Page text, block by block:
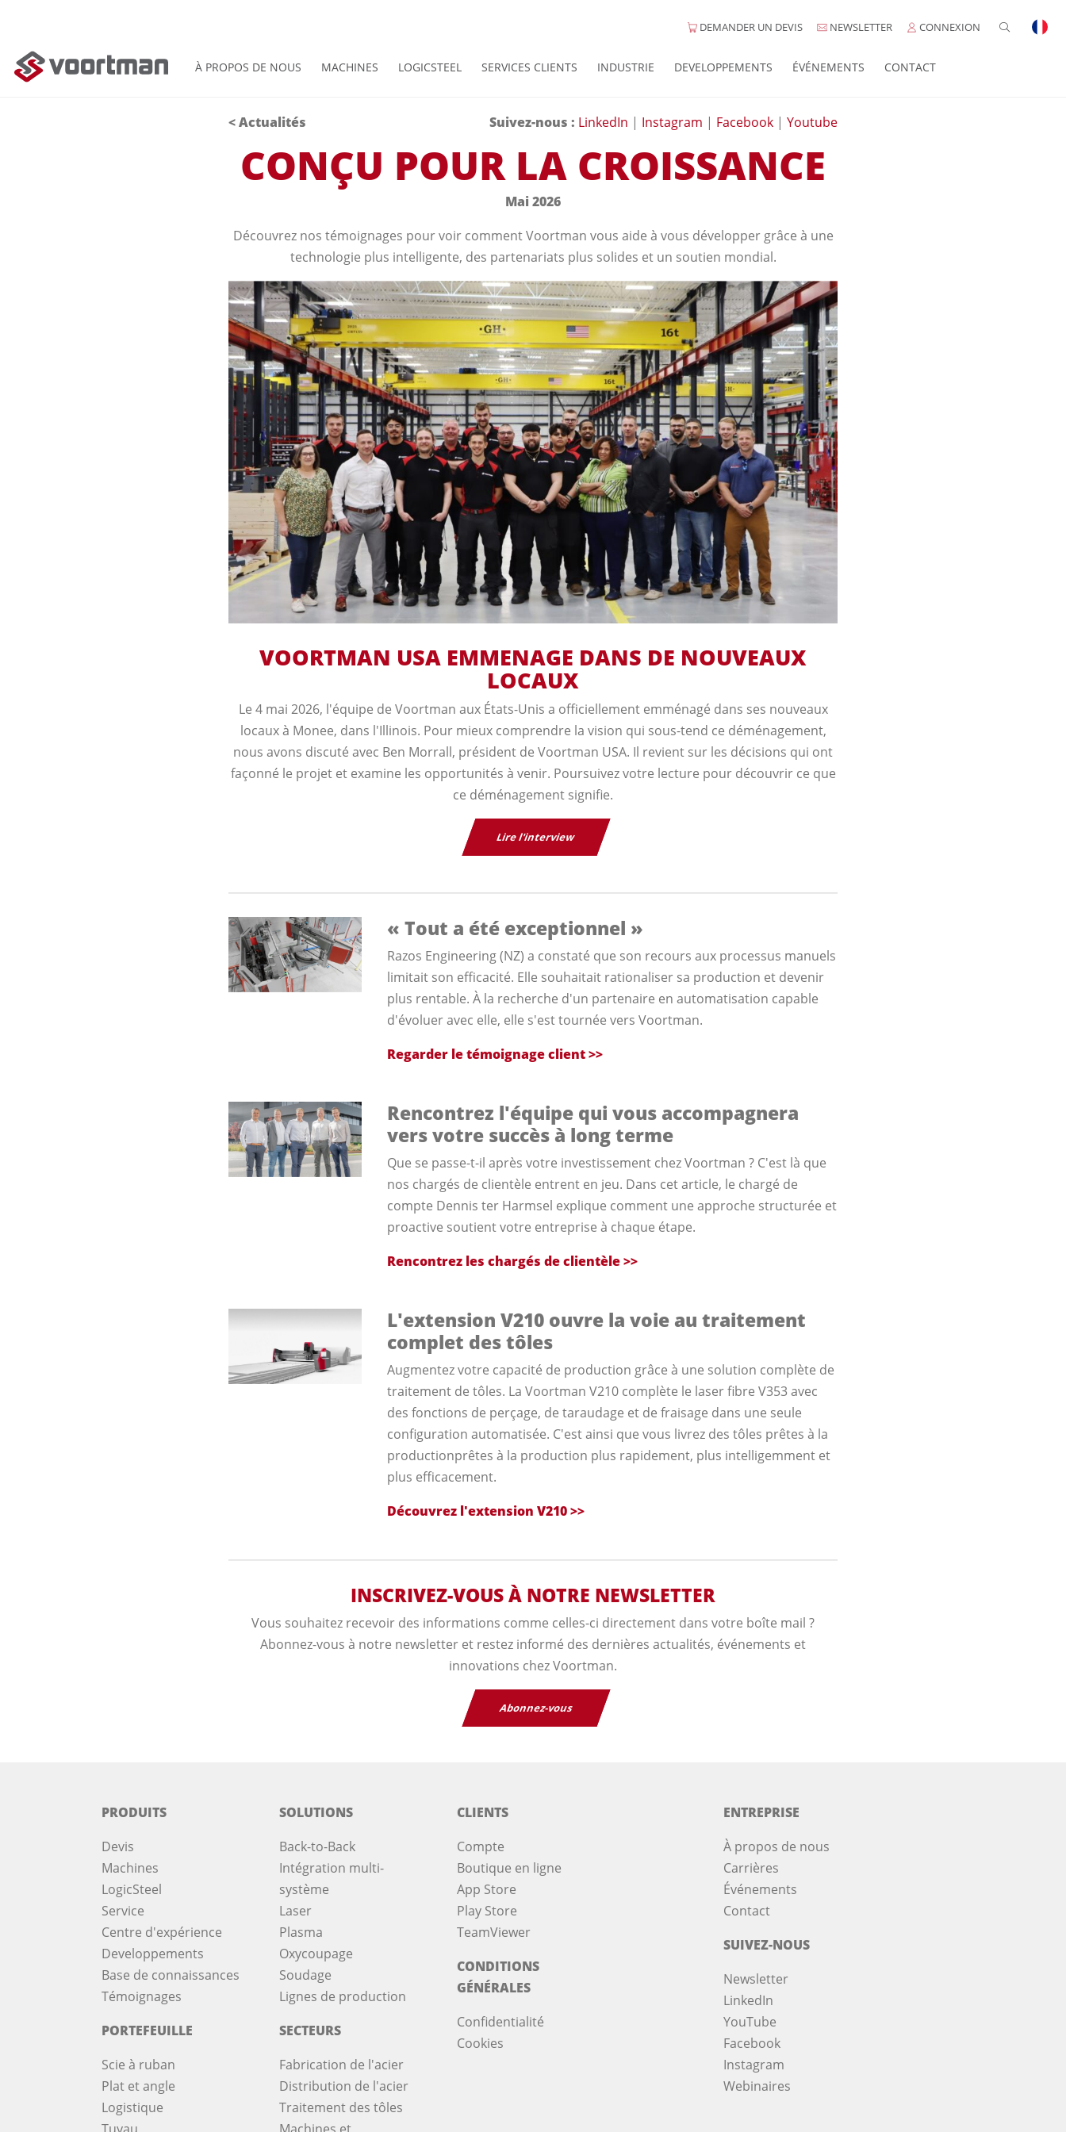
DEMANDER UN DEVIS NEWSLETTER CONNEXION
À PROPOS DE NOUS MACHINES LOGICSTEEL SERVICES CLIENTS INDUSTRIE DEVELOPPEMENTS ÉVÉNEMENTS CONTACT
< Actualités Suivez-nous : LinkedIn | Instagram | Facebook | Youtube
CONÇU POUR LA CROISSANCE
Mai 2026
Découvrez nos témoignages pour voir comment Voortman vous aide à vous développer grâce à une
technologie plus intelligente, des partenariats plus solides et un soutien mondial.
VOORTMAN USA EMMENAGE DANS DE NOUVEAUX
LOCAUX
Le 4 mai 2026, l'équipe de Voortman aux États-Unis a officiellement emménagé dans ses nouveaux
locaux à Monee, dans l'Illinois. Pour mieux comprendre la vision qui sous-tend ce déménagement,
nous avons discuté avec Ben Morrall, président de Voortman USA. Il revient sur les décisions qui ont
façonné le projet et examine les opportunités à venir. Poursuivez votre lecture pour découvrir ce que
ce déménagement signifie.
Lire l'interview
« Tout a été exceptionnel »
Razos Engineering (NZ) a constaté que son recours aux processus manuels
limitait son efficacité. Elle souhaitait rationaliser sa production et devenir
plus rentable. À la recherche d'un partenaire en automatisation capable
d'évoluer avec elle, elle s'est tournée vers Voortman.
Regarder le témoignage client >>
Rencontrez l'équipe qui vous accompagnera
vers votre succès à long terme
Que se passe-t-il après votre investissement chez Voortman ? C'est là que
nos chargés de clientèle entrent en jeu. Dans cet article, le chargé de
compte Dennis ter Harmsel explique comment une approche structurée et
proactive soutient votre entreprise à chaque étape.
Rencontrez les chargés de clientèle >>
L'extension V210 ouvre la voie au traitement
complet des tôles
Augmentez votre capacité de production grâce à une solution complète de
traitement de tôles. La Voortman V210 complète le laser fibre V353 avec
des fonctions de perçage, de taraudage et de fraisage dans une seule
configuration automatisée. C'est ainsi que vous livrez des tôles prêtes à la
productionprêtes à la production plus rapidement, plus intelligemment et
plus efficacement.
Découvrez l'extension V210 >>
INSCRIVEZ-VOUS À NOTRE NEWSLETTER
Vous souhaitez recevoir des informations comme celles-ci directement dans votre boîte mail ?
Abonnez-vous à notre newsletter et restez informé des dernières actualités, événements et
innovations chez Voortman.
Abonnez-vous
PRODUITS
Devis
Machines
LogicSteel
Service
Centre d'expérience
Developpements
Base de connaissances
Témoignages
PORTEFEUILLE
Scie à ruban
Plat et angle
Logistique
SOLUTIONS
Back-to-Back
Intégration multi-
système
Laser
Plasma
Oxycoupage
Soudage
Lignes de production
SECTEURS
Fabrication de l'acier
Distribution de l'acier
Traitement des tôles
CLIENTS
Compte
Boutique en ligne
App Store
Play Store
TeamViewer
CONDITIONS
GÉNÉRALES
Confidentialité
Cookies
ENTREPRISE
À propos de nous
Carrières
Événements
Contact
SUIVEZ-NOUS
Newsletter
LinkedIn
YouTube
Facebook
Instagram
Webinaires